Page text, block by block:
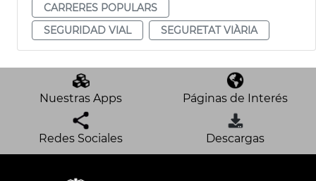
CARRERES POPULARS
SEGURIDAD VIAL
SEGURETAT VIÀRIA
Nuestras Apps Páginas de Interés
Redes Sociales Descargas